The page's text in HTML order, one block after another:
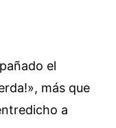
el
más que
a